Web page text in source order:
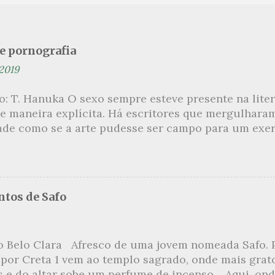
pornografia
T. Hanuka O sexo sempre esteve presente na
maneira explícita. Há escritores que
como se a arte pudesse ser campo para um
um conjunto de livros nos quais os escritores se
de um livro chamado Pourquoi le Brésil ?, tem
figuras que se filiam à tradição da qual faz parte
uma narrativa que recupera a relação
, outra obra sua, já inicia com uma felação
de Safo
Belo Clara Afresco de uma jovem nomeada Safo.
Creta 1 vem ao templo sagrado, onde mais